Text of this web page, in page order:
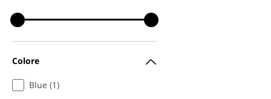
Colore
Blue (1)